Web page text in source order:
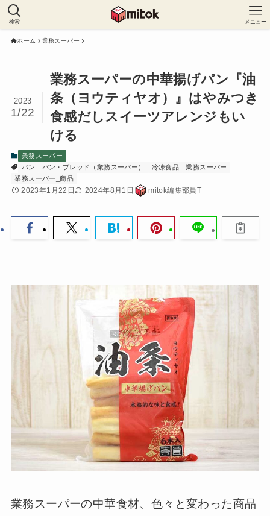
検索 メニュー
ホーム 業務スーパー
業務スーパーの中華揚げパン『油
条（ヨウティヤオ）』はやみつき
食感だしスイーツアレンジもい
ける
2023
1/22
業務スーパー
パン
パン・ブレッド（業務スーパー） 冷凍食品
業務スーパー
業務スーパー_商品
2023年1月22日 2024年8月1日 mitok編集部員T
業務スーパーの中華食材、色々と変わった商品